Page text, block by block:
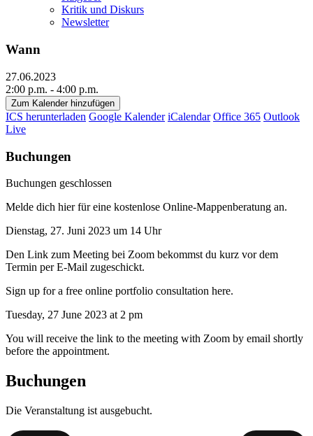
Kritik und Diskurs
Newsletter
Wann
27.06.2023
2:00 p.m. - 4:00 p.m.
Zum Kalender hinzufügen
ICS herunterladen Google Kalender iCalendar Office 365 Outlook
Live
Buchungen
Buchungen geschlossen
Melde dich hier für eine kostenlose Online-Mappenberatung an.
Dienstag, 27. Juni 2023 um 14 Uhr
Den Link zum Meeting bei Zoom bekommst du kurz vor dem
Termin per E-Mail zugeschickt.
Sign up for a free online portfolio consultation here.
Tuesday, 27 June 2023 at 2 pm
You will receive the link to the meeting with Zoom by email shortly
before the appointment.
Buchungen
Die Veranstaltung ist ausgebucht.